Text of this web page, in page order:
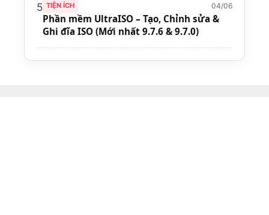
5 TIỆN ÍCH 04/06
Phần mềm UltraISO – Tạo, Chỉnh sửa &
Ghi đĩa ISO (Mới nhất 9.7.6 & 9.7.0)